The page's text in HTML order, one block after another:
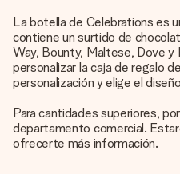
La botella de Celebrations es
contiene un surtido de
Way, Bounty, Maltese, Dove y
personalizar la caja de regalo
personalización y elige el
Para cantidades superiores,
departamento comercial.
ofrecerte más información.